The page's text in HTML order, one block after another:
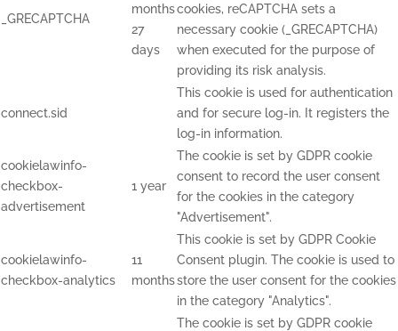
_GRECAPTCHA
months
27
days
cookies, reCAPTCHA sets a
necessary cookie (_GRECAPTCHA)
when executed for the purpose of
providing its risk analysis.
connect.sid
This cookie is used for authentication
and for secure log-in. It registers the
log-in information.
cookielawinfo-
checkbox-
advertisement
1 year
The cookie is set by GDPR cookie
consent to record the user consent
for the cookies in the category
"Advertisement".
cookielawinfo-
checkbox-analytics
11
months
This cookie is set by GDPR Cookie
Consent plugin. The cookie is used to
store the user consent for the cookies
in the category "Analytics".
The cookie is set by GDPR cookie